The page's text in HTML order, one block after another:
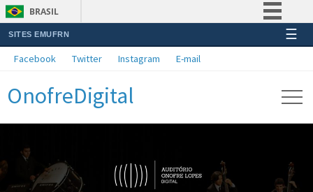
BRASIL
Simplifique!
Acesso à informação
Canais
SITES EMUFRN ☰
Facebook Twitter Instagram E-mail
OnofreDigital